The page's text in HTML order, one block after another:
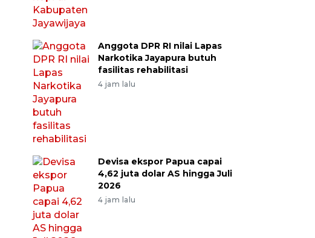
Anggota DPR RI nilai Lapas
Narkotika Jayapura butuh
fasilitas rehabilitasi
4 jam lalu
Devisa ekspor Papua capai
4,62 juta dolar AS hingga Juli
2026
4 jam lalu